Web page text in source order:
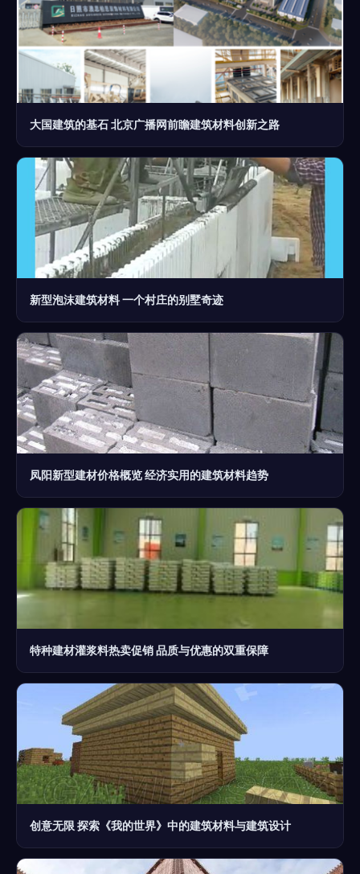
大国建筑的基石 北京广播网前瞻建筑材料创新之路
新型泡沫建筑材料 一个村庄的别墅奇迹
凤阳新型建材价格概览 经济实用的建筑材料趋势
特种建材灌浆料热卖促销 品质与优惠的双重保障
创意无限 探索《我的世界》中的建筑材料与建筑设计